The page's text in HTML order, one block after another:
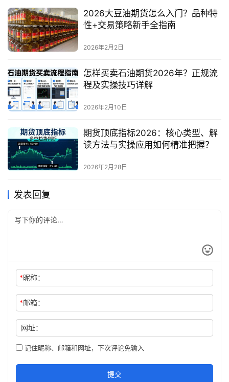
2026大豆油期货怎么入门？品种特
性+交易策略新手全指南
2026年2月2日
怎样买卖石油期货2026年？正规流
程及实操技巧详解
2026年2月10日
期货顶底指标2026：核心类型、解
读方法与实操应用如何精准把握？
2026年2月28日
发表回复
*昵称：
*邮箱：
网址：
记住昵称、邮箱和网址，下次评论免输入
提交